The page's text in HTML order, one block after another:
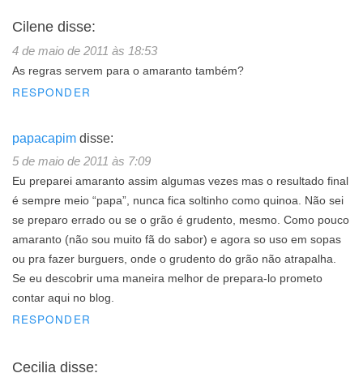
Cilene disse:
4 de maio de 2011 às 18:53
As regras servem para o amaranto também?
RESPONDER
papacapim disse:
5 de maio de 2011 às 7:09
Eu preparei amaranto assim algumas vezes mas o resultado final
é sempre meio “papa”, nunca fica soltinho como quinoa. Não sei
se preparo errado ou se o grão é grudento, mesmo. Como pouco
amaranto (não sou muito fã do sabor) e agora so uso em sopas
ou pra fazer burguers, onde o grudento do grão não atrapalha.
Se eu descobrir uma maneira melhor de prepara-lo prometo
contar aqui no blog.
RESPONDER
Cecilia disse: